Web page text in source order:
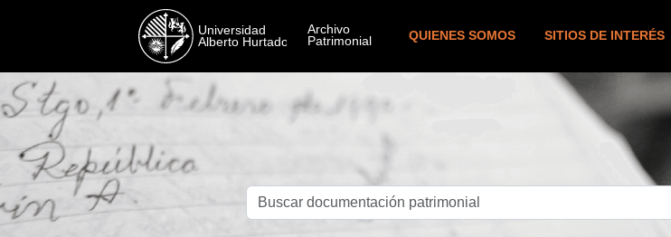
QUIENES SOMOS SITIOS DE INTERÉS